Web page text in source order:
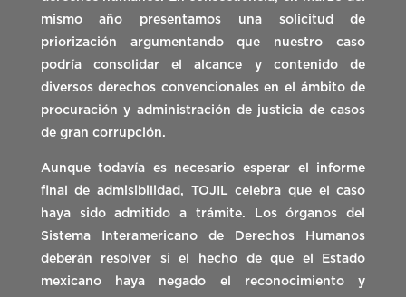
mismo año presentamos una solicitud de
priorización argumentando que nuestro caso
podría consolidar el alcance y contenido de
diversos derechos convencionales en el ámbito de
procuración y administración de justicia de casos
de gran corrupción.
Aunque todavía es necesario esperar el informe
final de admisibilidad, TOJIL celebra que el caso
haya sido admitido a trámite. Los órganos del
Sistema Interamericano de Derechos Humanos
deberán resolver si el hecho de que el Estado
mexicano haya negado el reconocimiento y